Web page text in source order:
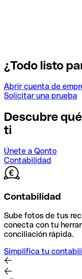
¿Todo listo
Abrir cuenta de
Solicitar una prueba
Descubre
ti
Únete a Qonto
Contabilidad
Contabilidad
Sube fotos de tus
conecta con tu
conciliación rápida.
Simplifica tu